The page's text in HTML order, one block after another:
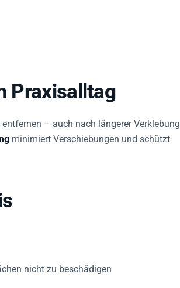
Praxisalltag
– auch nach längerer Verklebung.
minimiert Verschiebungen und schützt
nicht zu beschädigen